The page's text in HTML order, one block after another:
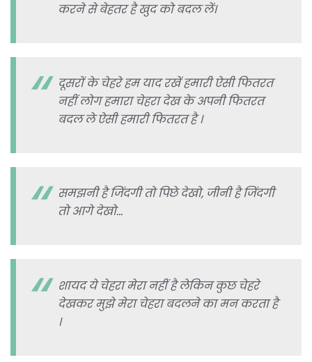
करने से बेहतर है खुद को बदल लें।
दूसरों के चेहरे हम याद रखें हमारी ऐसी फितरत
नहीं लोग हमारा चेहरा देख के अपनी फितरत
बदल ले ऐसी हमारी फितरत है ।
समझनी है जिंदगी तो पिछे देखो, जीनी है जिंदगी
तो आगे देखो…
शायद ये चेहरा मेरा नहीं है लेकिन कुछ चेहरे
देखकर मुझे मेरा चेहरा बदलने का मन करता है
।